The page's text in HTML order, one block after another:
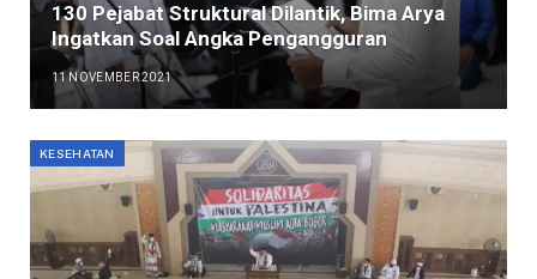
130 Pejabat Struktural Dilantik, Bima Arya
Ingatkan Soal Angka Pengangguran
11 NOVEMBER 2021
KESEHATAN